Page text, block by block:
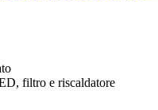
filtro e riscaldatore